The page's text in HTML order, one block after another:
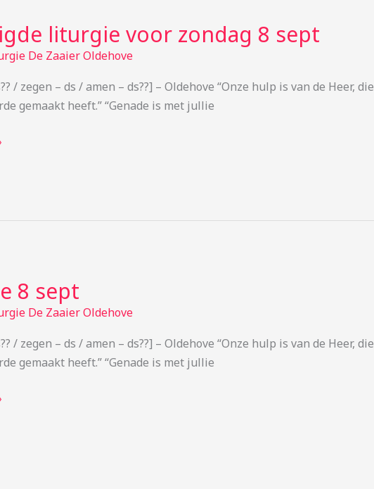
liturgie voor zondag 8 sept
De Zaaier Oldehove
/ zegen – ds / amen – ds??] – Oldehove “Onze hulp is van de Heer, die
gemaakt heeft.” “Genade is met jullie
8 sept
De Zaaier Oldehove
/ zegen – ds / amen – ds??] – Oldehove “Onze hulp is van de Heer, die
gemaakt heeft.” “Genade is met jullie